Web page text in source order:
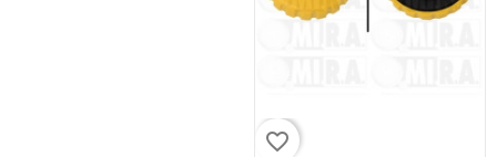
favorite_border